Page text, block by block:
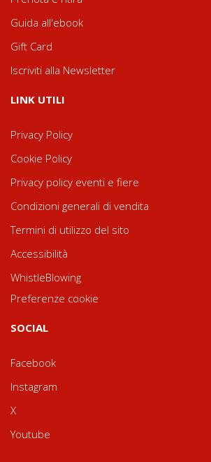
Guida all'ebook
Gift Card
Iscriviti alla Newsletter
LINK UTILI
Privacy Policy
Cookie Policy
Privacy policy eventi e fiere
Condizioni generali di vendita
Termini di utilizzo del sito
Accessibilità
WhistleBlowing
Preferenze cookie
SOCIAL
Facebook
Instagram
X
Youtube